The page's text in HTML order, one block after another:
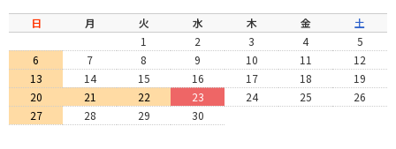
日 月 火 水 木 金
土
1
2 3 4
5
6
7 8 9 10 11
12
13
14 15 16 17 18
19
20
21 22 23 24 25
26
27
28 29 30